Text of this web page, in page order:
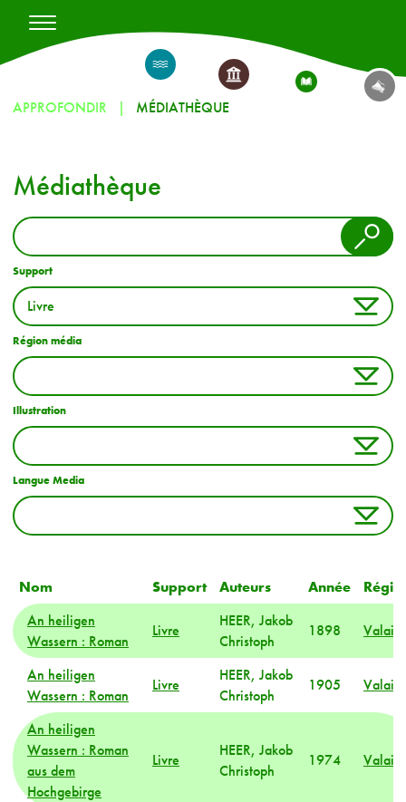
APPROFONDIR MÉDIATHÈQUE
Médiathèque
Support
Région média
Illustration
Langue Media
Nom Support Auteurs Année
An heiligen
Wassern : Roman
Livre
HEER, Jakob
Christoph
1898 Valais
An heiligen
Wassern : Roman
Livre
HEER, Jakob
Christoph
1905 Valais
An heiligen
Wassern : Roman
aus dem
Hochgebirge
Livre
HEER, Jakob
Christoph
1974 Valais